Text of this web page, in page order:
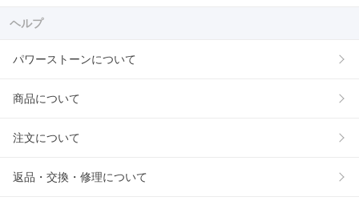
ヘルプ
パワーストーンについて
商品について
注文について
返品・交換・修理について